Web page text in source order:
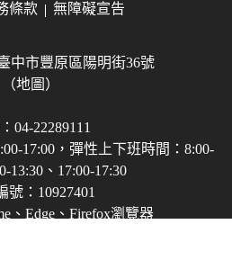
條款
無障礙宣告
中市豐原區陽明街36號
（地圖）
04-22289111
17:00，彈性上下班時間：8:00-
13:30、17:00-17:30
號：10927401
、Edge、Firefox瀏覽器